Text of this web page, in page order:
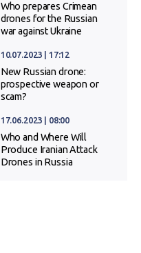
Who prepares Crimean
drones for the Russian
war against Ukraine
10.07.2023 | 17:12
New Russian drone:
prospective weapon or
scam?
17.06.2023 | 08:00
Who and Where Will
Produce Iranian Attack
Drones in Russia